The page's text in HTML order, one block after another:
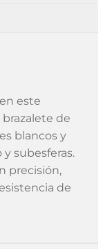
este
de
blancos y
subesferas.
precisión,
de